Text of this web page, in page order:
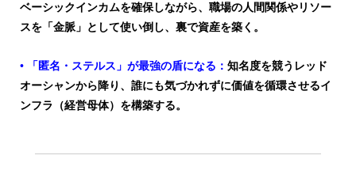
ベーシックインカムを確保しながら、職場の人間関係やリソー
スを「金脈」として使い倒し、裏で資産を築く。
• 「匿名・ステルス」が最強の盾になる： 知名度を競うレッド
オーシャンから降り、誰にも気づかれずに価値を循環させるイ
ンフラ（経営母体）を構築する。